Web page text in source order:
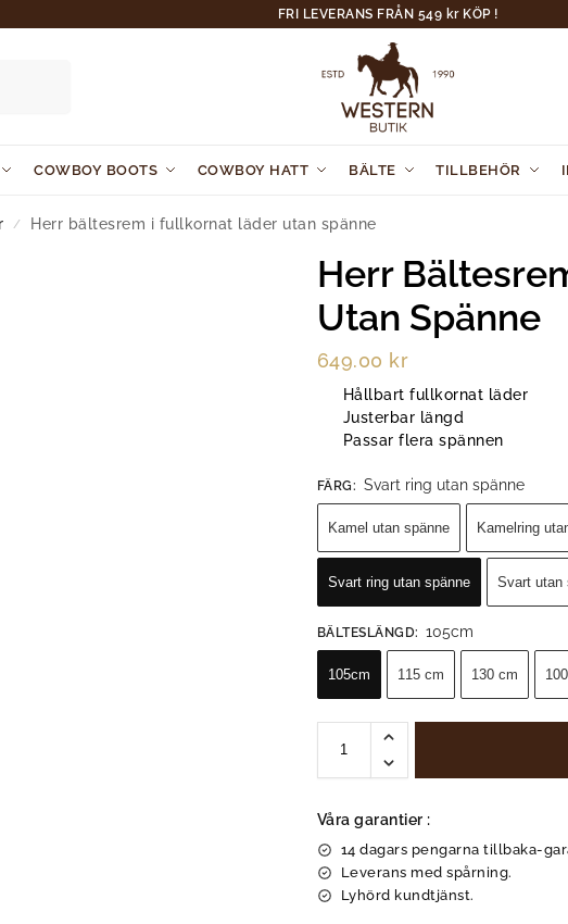
FRI LEVERANS FRÅN 549 kr KÖP !
COWBOY BOOTS COWBOY HATT BÄLTE TILLBEHÖR
/ Herr bältesrem i fullkornat läder utan spänne
Herr
Utan Spänne
649.00 kr
Hållbart fullkornat läder
Justerbar längd
Passar flera spännen
FÄRG: Svart ring utan spänne
Kamel utan spänne Kamelring
Svart ring utan spänne Svart utan
BÄLTESLÄNGD: 105cm
105cm 115 cm 130 cm
Våra garantier :
14 dagars pengarna tillbaka-
Leverans med spårning.
Lyhörd kundtjänst.